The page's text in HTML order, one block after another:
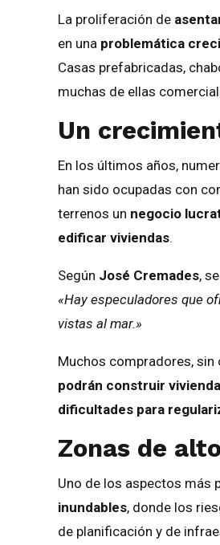
La proliferación de
en una problemática
Casas prefabricadas,
muchas de ellas
Un
En los últimos años,
han sido ocupadas con
terrenos un negocio
edificar viviendas.
Según José Cremades,
«Hay especuladores que
vistas al mar.»
Muchos compradores,
podrán construir
dificultades para
Zonas de
Uno de los aspectos más
inundables, donde los
de planificación y de